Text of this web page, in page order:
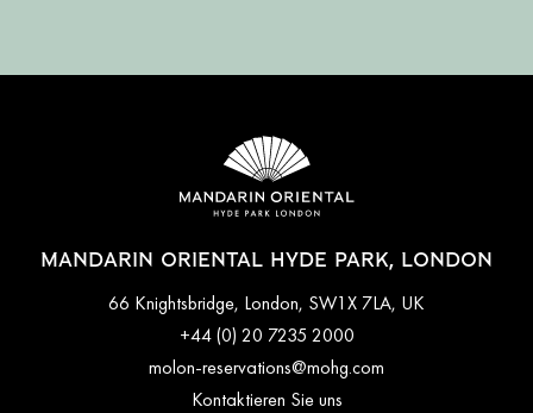
MANDARIN ORIENTAL HYDE PARK, LONDON
66 Knightsbridge, London, SW1X 7LA, UK
+44 (0) 20 7235 2000
molon-reservations@mohg.com
Kontaktieren Sie uns